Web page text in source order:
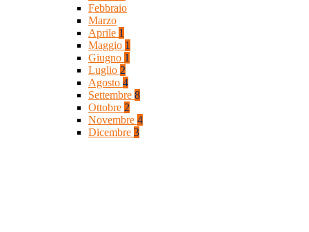
Febbraio
Marzo
Aprile 1
Maggio 1
Giugno 1
Luglio 2
Agosto 4
Settembre 8
Ottobre 2
Novembre 4
Dicembre 3